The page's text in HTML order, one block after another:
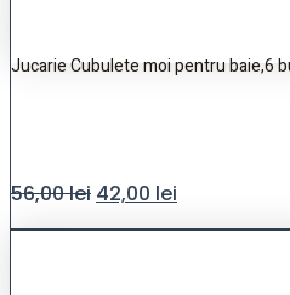
Jucarie Cubulete moi pentru baie,6
56,00lei 42,00 lei